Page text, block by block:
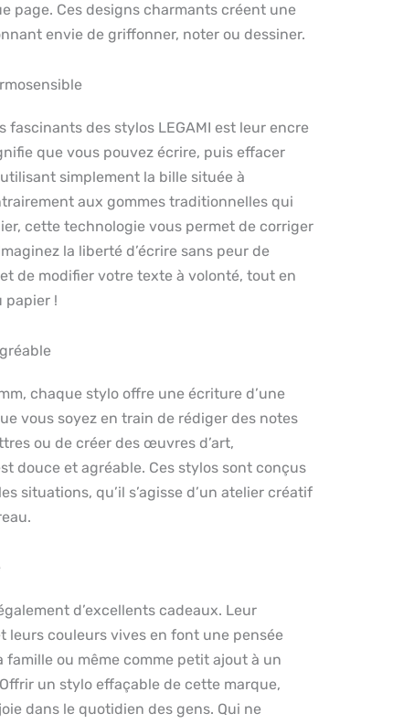
page. Ces designs charmants créent une
envie de griffonner, noter ou dessiner.
fascinants des stylos LEGAMI est leur encre
que vous pouvez écrire, puis effacer
simplement la bille située à
aux gommes traditionnelles qui
cette technologie vous permet de corriger
la liberté d’écrire sans peur de
de modifier votre texte à volonté, tout en
papier !
chaque stylo offre une écriture d’une
vous soyez en train de rédiger des notes
ou de créer des œuvres d’art,
douce et agréable. Ces stylos sont conçus
situations, qu’il s’agisse d’un atelier créatif
d’excellents cadeaux. Leur
leurs couleurs vives en font une pensée
famille ou même comme petit ajout à un
un stylo effaçable de cette marque,
dans le quotidien des gens. Qui ne